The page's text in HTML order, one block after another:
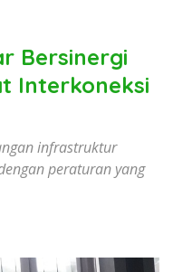
Bersinergi
Interkoneksi
infrastruktur
peraturan yang